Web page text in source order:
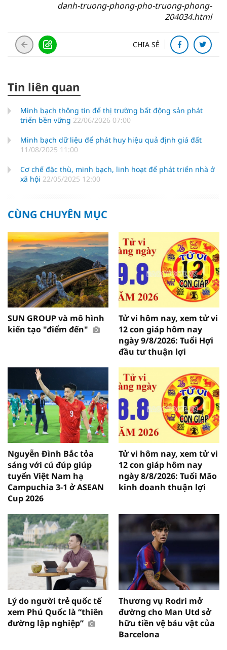
danh-truong-phong-pho-truong-phong-
204034.html
CHIA SẺ
Tin liên quan
Minh bạch thông tin để thị trường bất động sản phát
triển bền vững 22/06/2026 07:00
Minh bạch dữ liệu để phát huy hiệu quả định giá đất
11/08/2025 11:00
Cơ chế đặc thù, minh bạch, linh hoạt để phát triển nhà ở
xã hội 22/05/2025 12:00
CÙNG CHUYÊN MỤC
SUN GROUP và mô hình
kiến tạo "điểm đến"
Tử vi hôm nay, xem tử vi
12 con giáp hôm nay
ngày 9/8/2026: Tuổi Hợi
đầu tư thuận lợi
Nguyễn Đình Bắc tỏa
sáng với cú đúp giúp
tuyển Việt Nam hạ
Campuchia 3-1 ở ASEAN
Cup 2026
Tử vi hôm nay, xem tử vi
12 con giáp hôm nay
ngày 8/8/2026: Tuổi Mão
kinh doanh thuận lợi
Lý do người trẻ quốc tế
xem Phú Quốc là “thiên
đường lập nghiệp”
Thương vụ Rodri mở
đường cho Man Utd sở
hữu tiền vệ báu vật của
Barcelona